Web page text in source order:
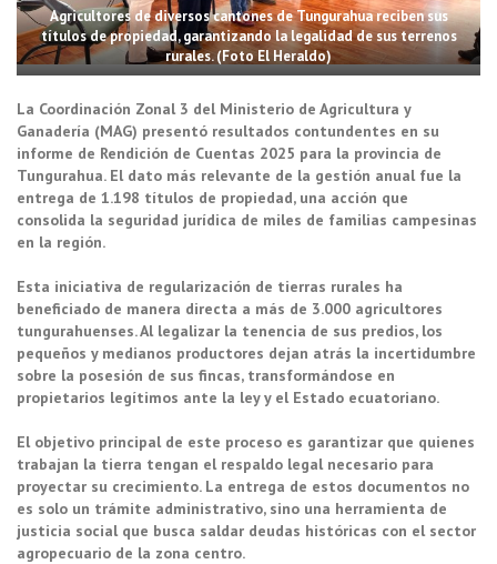
Agricultores de diversos cantones de Tungurahua reciben sus
títulos de propiedad, garantizando la legalidad de sus terrenos
rurales. (Foto El Heraldo)
La Coordinación Zonal 3 del Ministerio de Agricultura y
Ganadería (MAG) presentó resultados contundentes en su
informe de Rendición de Cuentas 2025 para la provincia de
Tungurahua. El dato más relevante de la gestión anual fue la
entrega de 1.198 títulos de propiedad, una acción que
consolida la seguridad jurídica de miles de familias campesinas
en la región.
Esta iniciativa de regularización de tierras rurales ha
beneficiado de manera directa a más de 3.000 agricultores
tungurahuenses. Al legalizar la tenencia de sus predios, los
pequeños y medianos productores dejan atrás la incertidumbre
sobre la posesión de sus fincas, transformándose en
propietarios legítimos ante la ley y el Estado ecuatoriano.
El objetivo principal de este proceso es garantizar que quienes
trabajan la tierra tengan el respaldo legal necesario para
proyectar su crecimiento. La entrega de estos documentos no
es solo un trámite administrativo, sino una herramienta de
justicia social que busca saldar deudas históricas con el sector
agropecuario de la zona centro.